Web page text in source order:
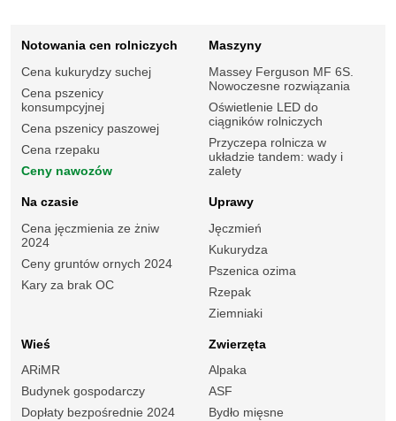
Notowania cen rolniczych
Cena kukurydzy suchej
Cena pszenicy
konsumpcyjnej
Cena pszenicy paszowej
Cena rzepaku
Ceny nawozów
Maszyny
Massey Ferguson MF 6S.
Nowoczesne rozwiązania
Oświetlenie LED do
ciągników rolniczych
Przyczepa rolnicza w
układzie tandem: wady i
zalety
Na czasie
Cena jęczmienia ze żniw
2024
Ceny gruntów ornych 2024
Kary za brak OC
Uprawy
Jęczmień
Kukurydza
Pszenica ozima
Rzepak
Ziemniaki
Wieś
ARiMR
Budynek gospodarczy
Dopłaty bezpośrednie 2024
Zwierzęta
Alpaka
ASF
Bydło mięsne